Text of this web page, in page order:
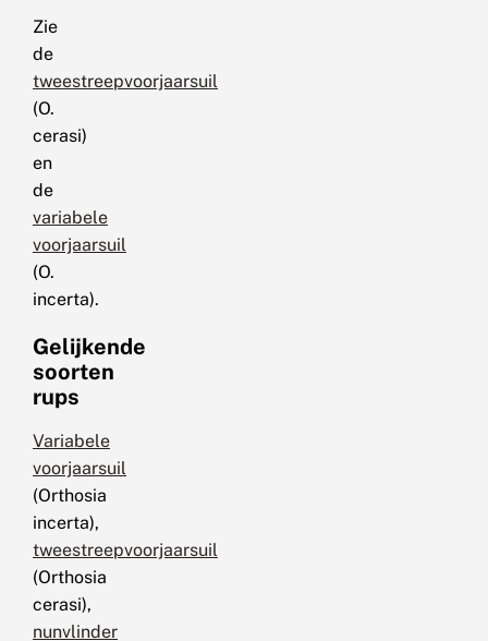
Zie
de
tweestreepvoorjaarsuil
(O.
cerasi)
en
de
variabele
voorjaarsuil
(O.
incerta).
Gelijkende
soorten
rups
Variabele
voorjaarsuil
(Orthosia
incerta),
tweestreepvoorjaarsuil
(Orthosia
cerasi),
nunvlinder